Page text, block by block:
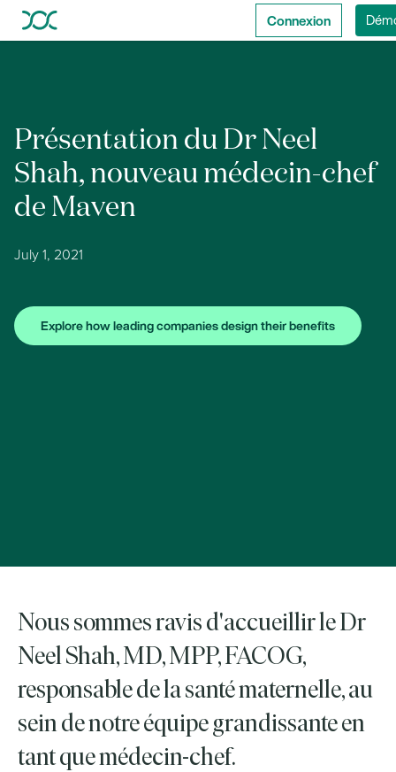
Connexion
Présentation du Dr Neel
Shah, nouveau médecin-chef
de Maven
July 1, 2021
Explore how leading companies design their benefits
Nous sommes ravis d'accueillir le Dr
Neel Shah, MD, MPP, FACOG,
responsable de la santé maternelle, au
sein de notre équipe grandissante en
tant que médecin-chef.